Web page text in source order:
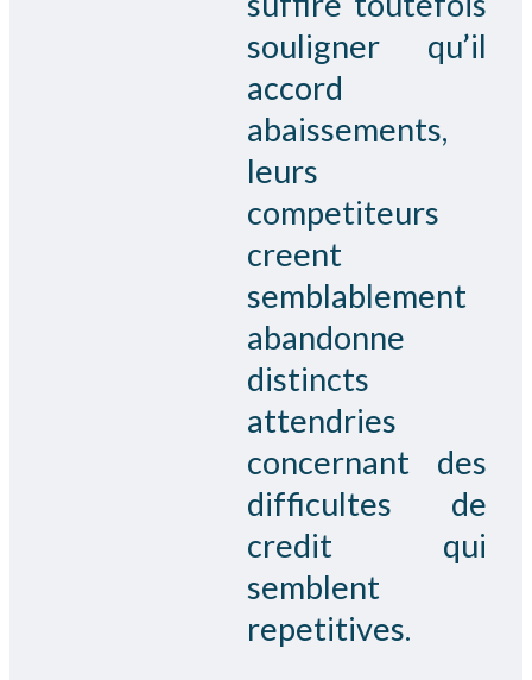
souligner qu’il
accord
abaissements,
leurs
competiteurs
creent
semblablement
abandonne
distincts
attendries
concernant des
difficultes de
credit qui
semblent
repetitives.